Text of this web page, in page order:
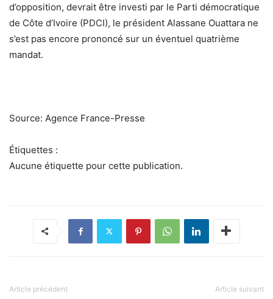
d’opposition, devrait être investi par le Parti démocratique
de Côte d’Ivoire (PDCI), le président Alassane Ouattara ne
s’est pas encore prononcé sur un éventuel quatrième
mandat.
Source: Agence France-Presse
Étiquettes :
Aucune étiquette pour cette publication.
Article précédent Article suivant